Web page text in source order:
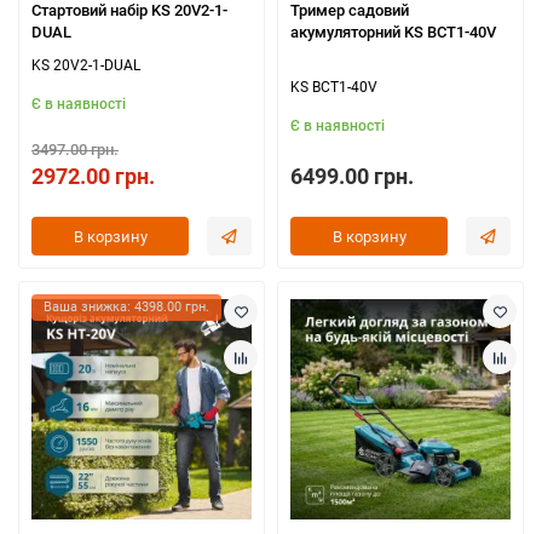
Стартовий набір KS 20V2-1-
DUAL
KS 20V2-1-DUAL
Є в наявності
3497.00 грн.
2972.00 грн.
В корзину
Тример садовий
акумуляторний KS BCT1-40V
KS BCT1-40V
Є в наявності
6499.00 грн.
В корзину
Ваша знижка: 4398.00 грн.